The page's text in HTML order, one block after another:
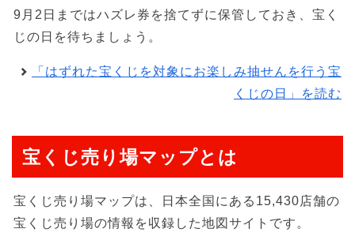
9月2日まではハズレ券を捨てずに保管しておき、宝く
じの日を待ちましょう。
「はずれた宝くじを対象にお楽しみ抽せんを行う宝
くじの日」を読む
宝くじ売り場マップとは
宝くじ売り場マップは、日本全国にある15,430店舗の
宝くじ売り場の情報を収録した地図サイトです。